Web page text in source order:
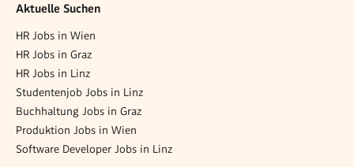
Aktuelle Suchen
HR Jobs in Wien
HR Jobs in Graz
HR Jobs in Linz
Studentenjob Jobs in Linz
Buchhaltung Jobs in Graz
Produktion Jobs in Wien
Software Developer Jobs in Linz